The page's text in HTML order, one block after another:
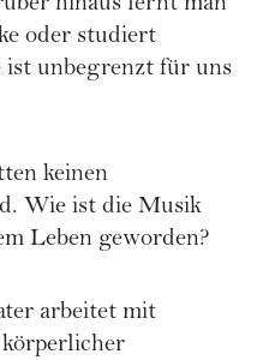
hinaus lernt man
oder studiert
ist unbegrenzt für uns
keinen
Wie ist die Musik
Leben geworden?
arbeitet mit